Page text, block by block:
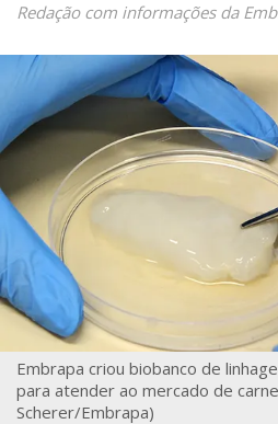
Redação com informações da
Embrapa criou biobanco de
para atender ao mercado de
Scherer/Embrapa)